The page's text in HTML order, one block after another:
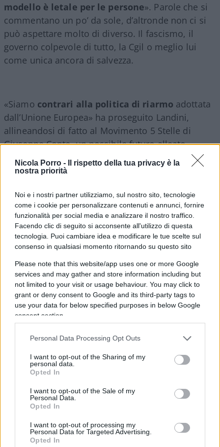
Nicola Porro -
Il rispetto della tua privacy è la
nostra priorità
Noi e i nostri partner utilizziamo, sul nostro sito, tecnologie
come i cookie per personalizzare contenuti e annunci, fornire
funzionalità per social media e analizzare il nostro traffico.
Facendo clic di seguito si acconsente all'utilizzo di questa
tecnologia. Puoi cambiare idea e modificare le tue scelte sul
consenso in qualsiasi momento ritornando su questo sito
Please note that this website/app uses one or more Google
services and may gather and store information including but
not limited to your visit or usage behaviour. You may click to
grant or deny consent to Google and its third-party tags to
use your data for below specified purposes in below Google
consent section.
Personal Data Processing Opt Outs
I want to opt-out of the Sharing of my
personal data.
Opted In
I want to opt-out of the Sale of my
Personal Data.
Opted In
I want to opt-out of processing my
Personal Data for Targeted Advertising.
Opted In
modello è letale per le persone». Parole che si
commentano un po’ da sole, d’altronde non ci si
può aspettare molto di diverso. Il fascismo, il
governo colpevole di tutto, la Cgil o meglio lui
come unica ancora di salvezza.
«Siamo contrari alla politica di riarmo adottata
dall’Unione Europea» ha proseguito Landini,
allineandosi di fatto al Movimento 5 Stelle di
Giuseppe Conte, un possibile futuro alleato.
«Continuiamo a ritenere che questa scelta sia
errata», ha aggiunto certo delle sue posizioni, pur
proposta. Un po’ il manuale Schlein: criticare
senza offrire alternative. E i risultati – nei sondaggi
– si vedono. Il leader Cgil e aspirante leader della
sinistra ha sottolineato come tale decisione non
sia stata neppure votata dal Parlamento Europeo
e come 800 miliardi siano stati destinati a spese
militari, sottraendoli ad altri settori come il
welfare e la creazione di posti di lavoro: «L’Europa
si concentra sul riarmo, ma non ha una politica
estera chiara. La paura tra le persone è tangibile,
tramite l’uso delle armi è una menzogna». Curioso
che si interessi ora ai posti di lavoro dopo aver
affrontato tematiche pressoché politiche, a
Leggi anche:
Un paradosso chiamato Landini